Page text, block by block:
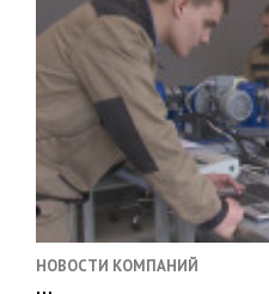
НОВОСТИ КОМПАНИЙ